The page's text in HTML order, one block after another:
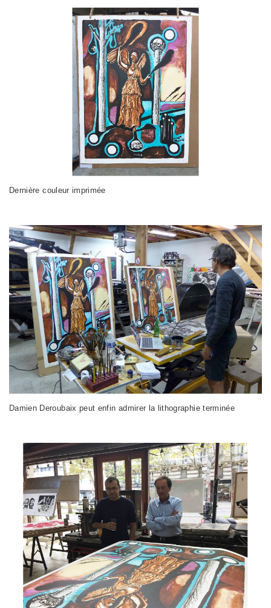
Dernière couleur imprimée
Damien Deroubaix peut enfin admirer la lithographie terminée